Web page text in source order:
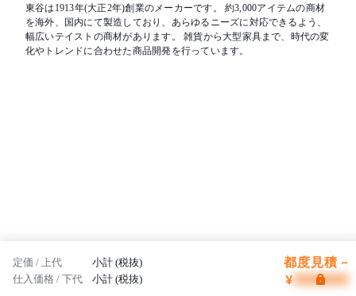
東谷は1913年(大正2年)創業のメーカーです。 約3,000アイテムの商材
を海外、国内にて製造しており、あらゆるニーズに対応できるよう、
幅広いテイストの商材があります。 雑貨から大型家具まで、時代の変
化やトレンドに合わせた商品開発を行っています。
定価 / 上代 小計 (税抜) 都度見積 ~
仕入価格 / 下代 小計 (税抜) ¥